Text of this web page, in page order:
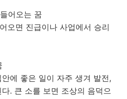
어오는 꿈
오면 진급이나 사업에서 승리
에 좋은 일이 자주 생겨 발전,
. 큰 소를 보면 조상의 음덕으